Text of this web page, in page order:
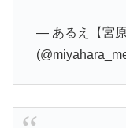
— あるえ【宮原